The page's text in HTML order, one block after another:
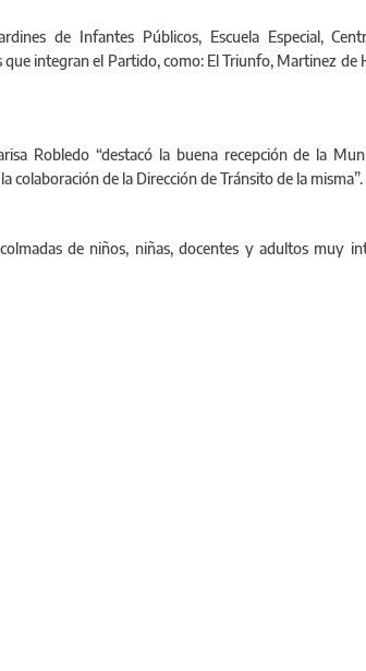
de Infantes Públicos, Escuela Especial,
integran el Partido, como: El Triunfo, Martinez de
Robledo “destacó la buena recepción de la
colaboración de la Dirección de Tránsito de la misma”.
de niños, niñas, docentes y adultos muy